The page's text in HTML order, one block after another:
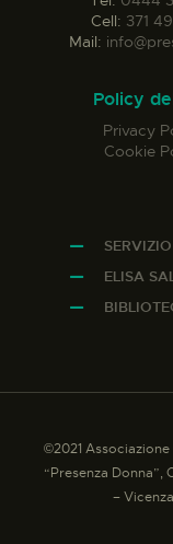
Cell: 371
Mail:
Policy
Privacy
Cookie
ELISA
©2021
“Presenza Donna”,
–